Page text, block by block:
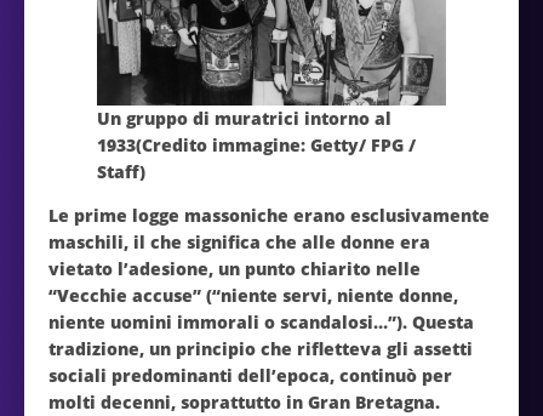
Un gruppo di muratrici intorno al
1933(Credito immagine: Getty/ FPG /
Staff)
Le prime logge massoniche erano esclusivamente
maschili, il che significa che alle donne era
vietato l’adesione, un punto chiarito nelle
“Vecchie accuse” (“niente servi, niente donne,
niente uomini immorali o scandalosi…”). Questa
tradizione, un principio che rifletteva gli assetti
sociali predominanti dell’epoca, continuò per
molti decenni, soprattutto in Gran Bretagna.